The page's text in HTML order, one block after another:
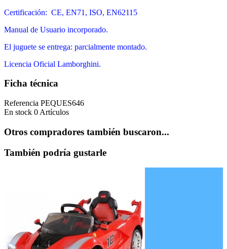
Certificación: CE, EN71, ISO, EN62115
Manual de Usuario incorporado.
El juguete se entrega: parcialmente montado.
Licencia Oficial Lamborghini.
Ficha técnica
Referencia PEQUES646
En stock 0 Artículos
Otros compradores también buscaron...
También podría gustarle